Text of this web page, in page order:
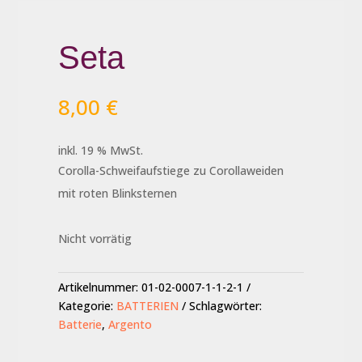
Seta
8,00 €
inkl. 19 % MwSt.
Corolla-Schweifaufstiege zu Corollaweiden
mit roten Blinksternen
Nicht vorrätig
Artikelnummer:01-02-0007-1-1-2-1
Kategorie: BATTERIEN
Schlagwörter:
Batterie,Argento